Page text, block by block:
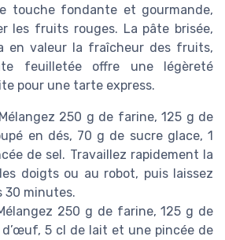
touche fondante et gourmande,
les fruits rouges. La pâte brisée,
en valeur la fraîcheur des fruits,
feuilletée offre une légèreté
pour une tarte express.
250 g de farine, 125 g de
en dés, 70 g de sucre glace, 1
de sel. Travaillez rapidement la
doigts ou au robot, puis laissez
30 minutes.
250 g de farine, 125 g de
d’œuf, 5 cl de lait et une pincée de